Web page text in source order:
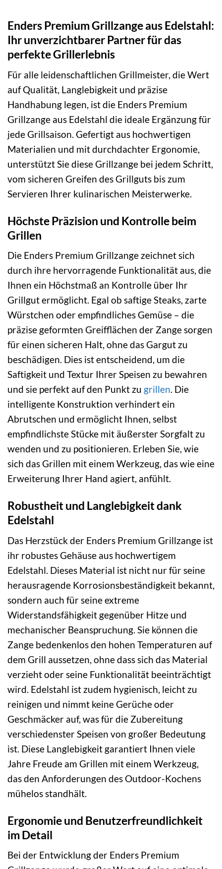
Enders Premium Grillzange aus Edelstahl:
Ihr unverzichtbarer Partner für das
perfekte Grillerlebnis
Für alle leidenschaftlichen Grillmeister, die Wert
auf Qualität, Langlebigkeit und präzise
Handhabung legen, ist die Enders Premium
Grillzange aus Edelstahl die ideale Ergänzung für
jede Grillsaison. Gefertigt aus hochwertigen
Materialien und mit durchdachter Ergonomie,
unterstützt Sie diese Grillzange bei jedem Schritt,
vom sicheren Greifen des Grillguts bis zum
Servieren Ihrer kulinarischen Meisterwerke.
Höchste Präzision und Kontrolle beim
Grillen
Die Enders Premium Grillzange zeichnet sich
durch ihre hervorragende Funktionalität aus, die
Ihnen ein Höchstmaß an Kontrolle über Ihr
Grillgut ermöglicht. Egal ob saftige Steaks, zarte
Würstchen oder empfindliches Gemüse – die
präzise geformten Greifflächen der Zange sorgen
für einen sicheren Halt, ohne das Gargut zu
beschädigen. Dies ist entscheidend, um die
Saftigkeit und Textur Ihrer Speisen zu bewahren
und sie perfekt auf den Punkt zu grillen. Die
intelligente Konstruktion verhindert ein
Abrutschen und ermöglicht Ihnen, selbst
empfindlichste Stücke mit äußerster Sorgfalt zu
wenden und zu positionieren. Erleben Sie, wie
sich das Grillen mit einem Werkzeug, das wie eine
Erweiterung Ihrer Hand agiert, anfühlt.
Robustheit und Langlebigkeit dank
Edelstahl
Das Herzstück der Enders Premium Grillzange ist
ihr robustes Gehäuse aus hochwertigem
Edelstahl. Dieses Material ist nicht nur für seine
herausragende Korrosionsbeständigkeit bekannt,
sondern auch für seine extreme
Widerstandsfähigkeit gegenüber Hitze und
mechanischer Beanspruchung. Sie können die
Zange bedenkenlos den hohen Temperaturen auf
dem Grill aussetzen, ohne dass sich das Material
verzieht oder seine Funktionalität beeinträchtigt
wird. Edelstahl ist zudem hygienisch, leicht zu
reinigen und nimmt keine Gerüche oder
Geschmäcker auf, was für die Zubereitung
verschiedenster Speisen von großer Bedeutung
ist. Diese Langlebigkeit garantiert Ihnen viele
Jahre Freude am Grillen mit einem Werkzeug,
das den Anforderungen des Outdoor-Kochens
mühelos standhält.
Ergonomie und Benutzerfreundlichkeit
im Detail
Bei der Entwicklung der Enders Premium